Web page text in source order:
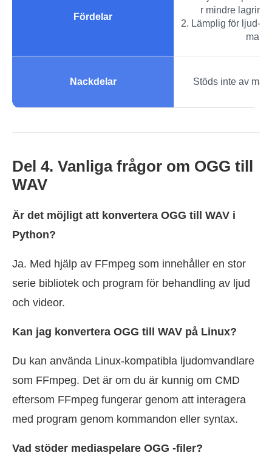
Fördelar
r mindre
2. Lämplig för ljud-
mar.
Nackdelar Stöds inte av
Del 4. Vanliga frågor om OGG till
WAV
Är det möjligt att konvertera OGG till WAV i
Python?
Ja. Med hjälp av FFmpeg som innehåller en stor
serie bibliotek och program för behandling av ljud
och videor.
Kan jag konvertera OGG till WAV på Linux?
Du kan använda Linux-kompatibla ljudomvandlare
som FFmpeg. Det är om du är kunnig om CMD
eftersom FFmpeg fungerar genom att interagera
med program genom kommandon eller syntax.
Vad stöder mediaspelare OGG -filer?